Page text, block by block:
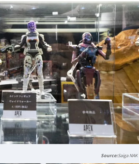
Saiga NAK